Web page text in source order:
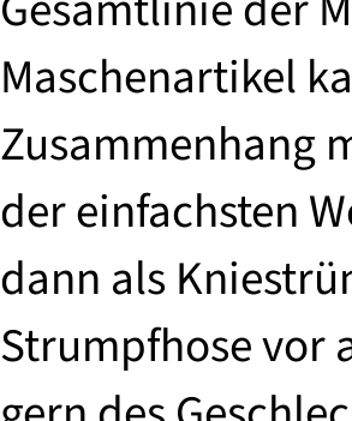
Maschenartikel
Zusammenhang
der einfachsten
dann als
Strumpfhose vor